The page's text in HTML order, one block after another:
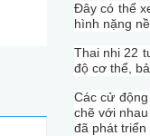
Đây có thể
hình nặng
Thai nhi 22
độ cơ thể,
Các cử
chẽ với
đã phát triển